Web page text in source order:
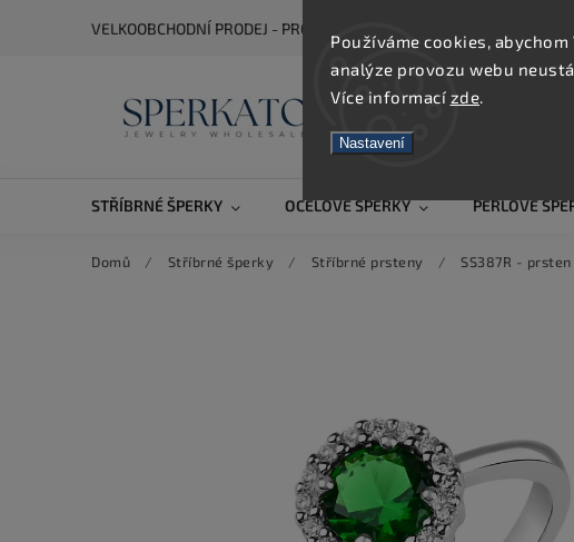
Používáme cookies,
analýze provozu webu
Více informací zde.
Nastavení
VELKOOBCHODNÍ PRODEJ - PRO ZOBRAZENÍ CEN SE REGISTRUJTE
STŘÍBRNÉ ŠPERKY OCELOVÉ ŠPERKY PERLOVÉ
Domů / Stříbrné šperky / Stříbrné prsteny / SS387R -